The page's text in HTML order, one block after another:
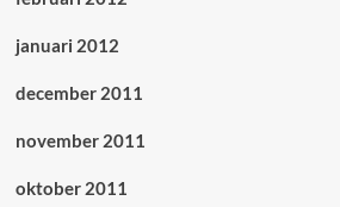
januari 2012
december 2011
november 2011
oktober 2011